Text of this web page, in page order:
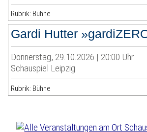
Rubrik: Bühne
Gardi Hutter
Donnerstag, 29.10.2026 | 20:00 Uhr
Schauspiel Leipzig
Rubrik: Bühne